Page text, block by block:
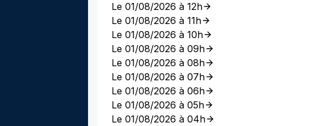
Le 01/08/2026 à 12h
Le 01/08/2026 à 11h
Le 01/08/2026 à 10h
Le 01/08/2026 à 09h
Le 01/08/2026 à 08h
Le 01/08/2026 à 07h
Le 01/08/2026 à 06h
Le 01/08/2026 à 05h
Le 01/08/2026 à 04h